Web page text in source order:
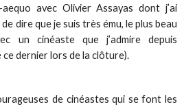
avec Olivier Assayas dont j’ai
de dire que je suis très ému, le plus beau
un cinéaste que j’admire depuis
ce dernier lors de la clôture).
de cinéastes qui se font les